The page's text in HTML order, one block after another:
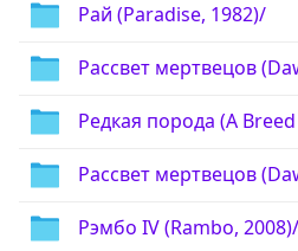
Рай (Paradise, 1982)/
Рассвет мертвецов
Редкая порода (A
Рассвет мертвецов
Рэмбо IV (Rambo, 2008)/